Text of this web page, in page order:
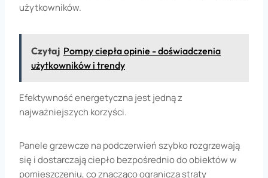
użytkowników.
Czytaj Pompy ciepła opinie - doświadczenia
użytkowników i trendy
Efektywność energetyczna jest jedną z
najważniejszych korzyści.
Panele grzewcze na podczerwień szybko rozgrzewają
się i dostarczają ciepło bezpośrednio do obiektów w
pomieszczeniu, co znacząco ogranicza straty